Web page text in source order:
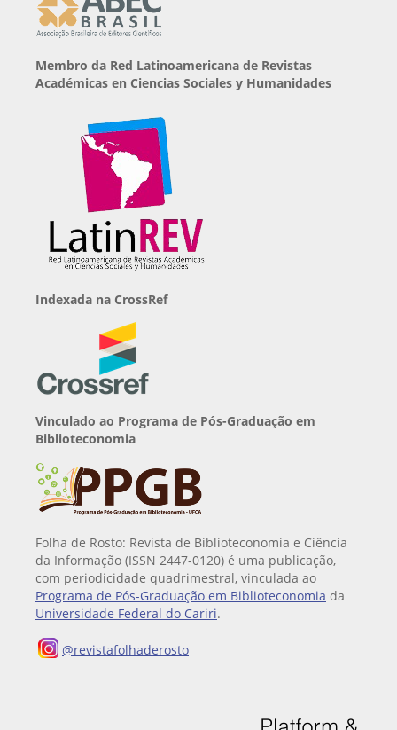
Membro da Red Latinoamericana de Revistas
Académicas en Ciencias Sociales y Humanidades
Indexada na CrossRef
Vinculado ao Programa de Pós-Graduação em
Biblioteconomia
Folha de Rosto: Revista de Biblioteconomia e Ciência
da Informação (ISSN 2447-0120) é uma publicação,
com periodicidade quadrimestral, vinculada ao
Programa de Pós-Graduação em Biblioteconomia da
Universidade Federal do Cariri.
@revistafolhaderosto